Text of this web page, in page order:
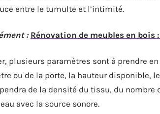
entre le tumulte et l’intimité.
: Rénovation de meubles en
plusieurs paramètres sont à prendre
ou de la porte, la hauteur disponible,
de la densité du tissu, du nombre
avec la source sonore.